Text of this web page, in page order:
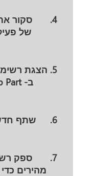
סקור
של
הצגת
שתף
ספק
מהירים